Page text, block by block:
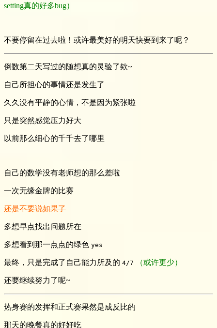
setting真的好多bug）
不要停留在过去啦！或许最美好的明天快要到来了呢？
倒数第二天写过的随想真的灵验了欸~
自己所担心的事情还是发生了
久久没有平静的心情，不是因为紧张啦
只是突然感觉压力好大
以前那么细心的千千去了哪里
自己的数学没有老师想的那么差啦
一次无缘金牌的比赛
还是不要说如果了
多想早点找出问题所在
多想看到那一点点的绿色 yes
最终，只是完成了自己能力所及的 4/7 （或许更少）
还要继续努力了呢~
热身赛的发挥和正式赛果然是成反比的
那天的晚餐真的好好吃